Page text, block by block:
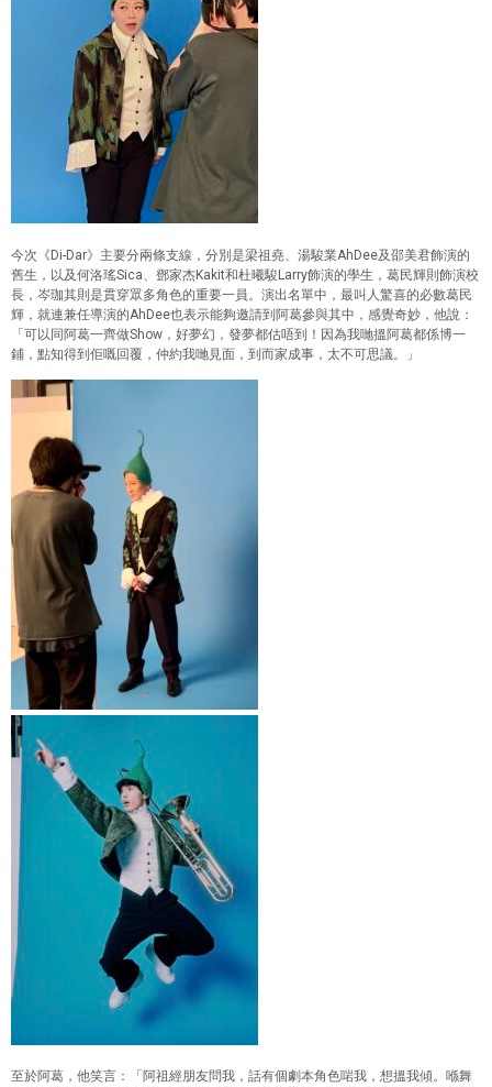
今次《Di-Dar》主要分兩條支線，分別是梁祖堯、湯駿業AhDee及邵美君飾演的
舊生，以及何洛瑤Sica 、鄧家杰Kakit和杜曦駿Larry飾演的學生，葛民輝則飾演校
長，岑珈其則是貫穿眾多角色的重要一員。演出名單中，最叫人驚喜的必數葛民
輝，就連兼任導演的AhDee也表示能夠邀請到阿葛參與其中，感覺奇妙，他說：
「可以同阿葛一齊做Show ，好夢幻，發夢都估唔到！因為我哋搵阿葛都係博一
鋪，點知得到佢嘅回覆，仲約我哋見面，到而家成事，太不可思議。」
至於阿葛，他笑言：「阿祖經朋友問我，話有個劇本角色啱我，想搵我傾。喺舞